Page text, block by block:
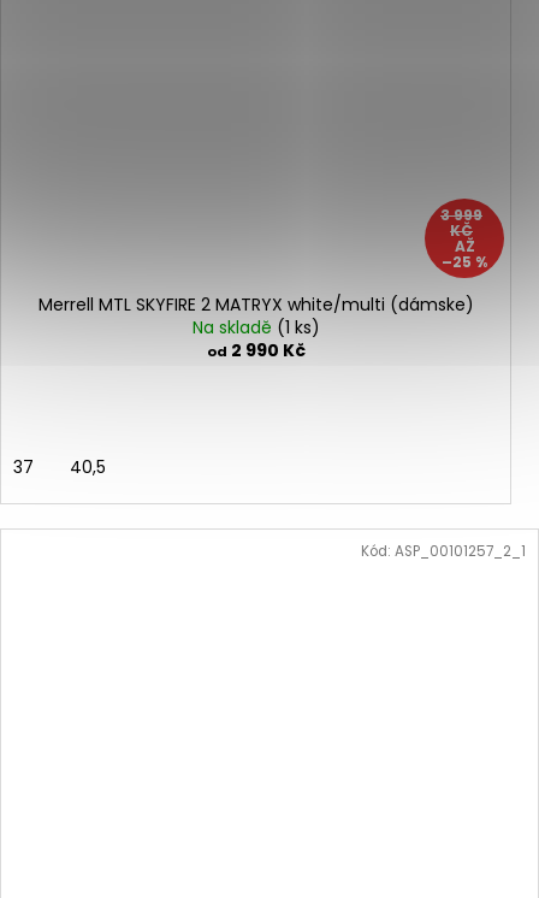
3 999
KČ
AŽ
–25 %
Merrell MTL SKYFIRE 2 MATRYX white/multi (dámske)
Na skladě (1 ks)
od 2 990 Kč
37 40,5
Kód: ASP_00101257_2_1